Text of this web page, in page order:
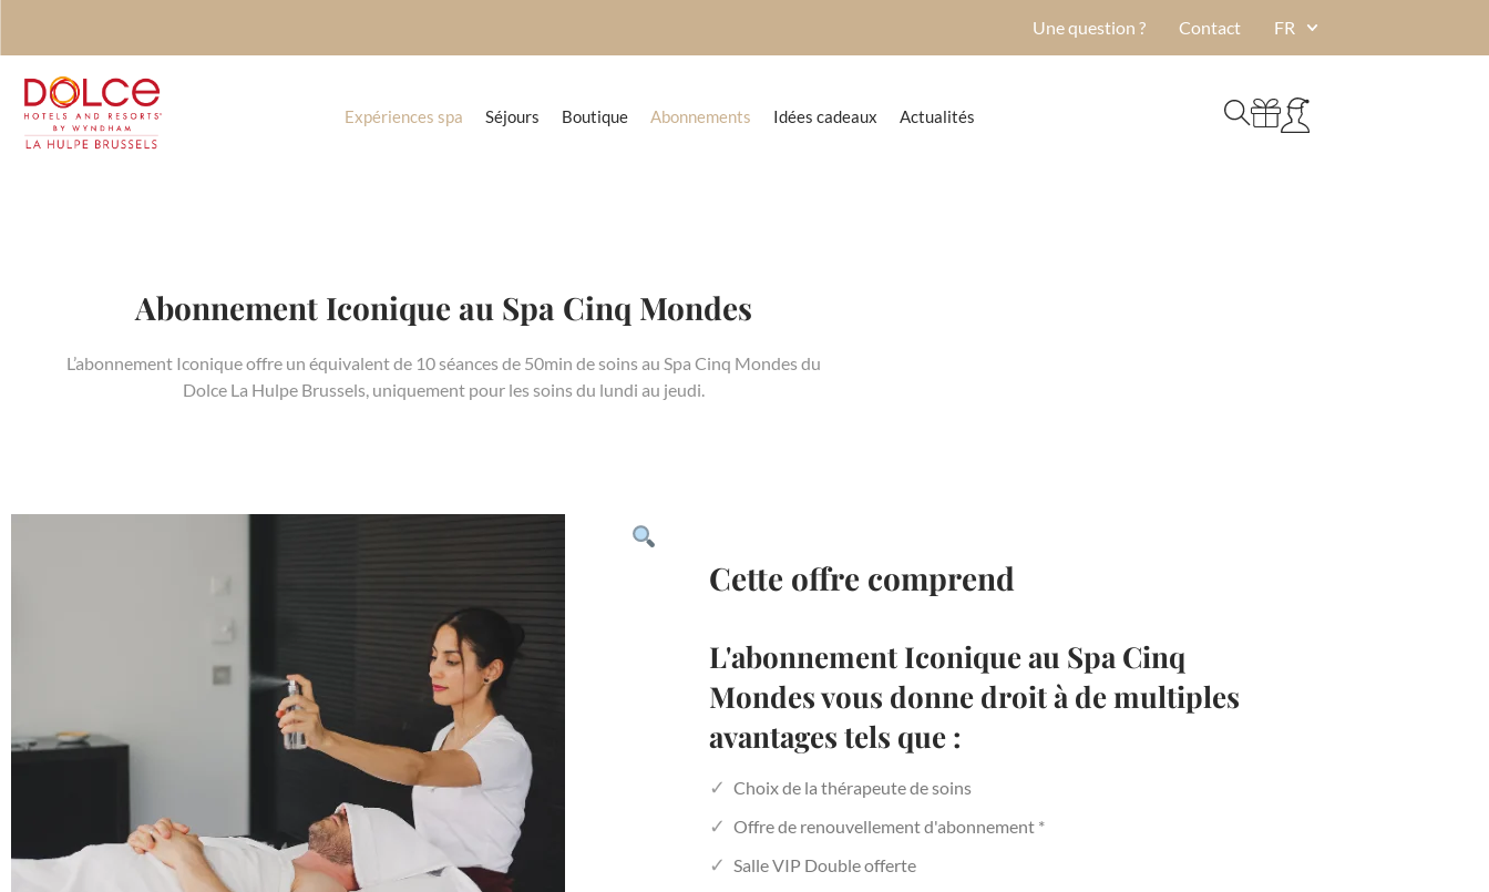
Une question ? Contact FR
Expériences spa Séjours Boutique Abonnements Idées cadeaux Actualités
Abonnement Iconique au Spa Cinq Mondes
L’abonnement Iconique offre un équivalent de 10 séances de 50min de soins au Spa Cinq Mondes du
Dolce La Hulpe Brussels, uniquement pour les soins du lundi au jeudi.
Cette offre comprend
L'abonnement Iconique au Spa Cinq
Mondes vous donne droit à de multiples
avantages tels que :
Choix de la thérapeute de soins
Offre de renouvellement d'abonnement *
Salle VIP Double offerte